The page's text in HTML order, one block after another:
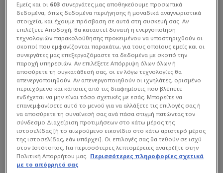
Εμείς και οι 603 συνεργάτες μας αποθηκεύουμε προσωπικά
δεδομένα, όπως δεδομένα περιήγησης ή μοναδικά αναγνωριστικά
στοιχεία, και έχουμε πρόσβαση σε αυτά στη συσκευή σας. Αν
επιλέξετε Αποδοχή, θα καταστεί δυνατή η ενεργοποίηση
τεχνολογιών παρακολούθησης προκειμένου να υποστηριχθούν οι
σκοποί που εμφανίζονται παρακάτω, για τους οποίους εμείς και οι
συνεργάτες μας επεξεργαζόμαστε τα δεδομένα με σκοπό την
παροχή υπηρεσιών. Αν επιλέξετε Απόρριψη όλων όλων ή
αποσύρετε τη συγκατάθεσή σας, οι εν λόγω τεχνολογίες θα
απενεργοποιηθούν. Αν απενεργοποιηθούν οι ιχνηλάτες, ορισμένο
περιεχόμενο και κάποιες από τις διαφημίσεις που βλέπετε
ενδέχεται να μην είναι τόσο σχετικές με εσάς. Μπορείτε να
επανεμφανίσετε αυτό το μενού για να αλλάξετε τις επιλογές σας ή
να αποσύρετε τη συναίνεσή σας ανά πάσα στιγμή πατώντας τον
σύνδεσμο Διαχείριση προτιμήσεων στο κάτω μέρος της
ιστοσελίδας [ή το αιωρούμενο εικονίδιο στο κάτω αριστερό μέρος
της ιστοσελίδας, εάν υπάρχει]. Οι επιλογές σας θα τεθούν σε ισχύ
στον Ιστότοπος. Για περισσότερες λεπτομέρειες ανατρέξτε στην
Πολιτική Απορρήτου μας. Περισσότερες πληροφορίες σχετικά
με το απόρρητό σας